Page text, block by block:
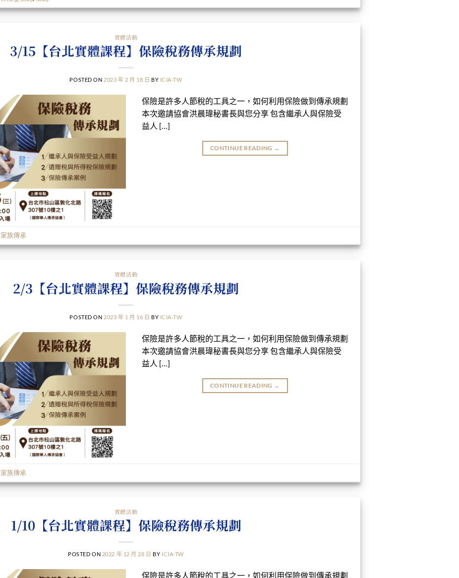
實體活動
3/15【台北實體課程】保險稅務傳承規劃
POSTED ON 2023 年 2 月 18 日 BY ICIA-TW
保險是許多人節稅的工具之一，如何利用保險做到傳承規劃
本次邀請協會洪晨瑋秘書長與您分享 包含繼承人與保險受
益人 […]
CONTINUE READING →
家族傳承
實體活動
2/3【台北實體課程】保險稅務傳承規劃
POSTED ON 2023 年 1 月 16 日 BY ICIA-TW
保險是許多人節稅的工具之一，如何利用保險做到傳承規劃
本次邀請協會洪晨瑋秘書長與您分享 包含繼承人與保險受
益人 […]
CONTINUE READING →
家族傳承
實體活動
1/10【台北實體課程】保險稅務傳承規劃
POSTED ON 2022 年 12 月 28 日 BY ICIA-TW
保險是許多人節稅的工具之一，如何利用保險做到傳承規劃